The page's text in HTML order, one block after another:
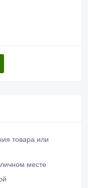
товара или
месте